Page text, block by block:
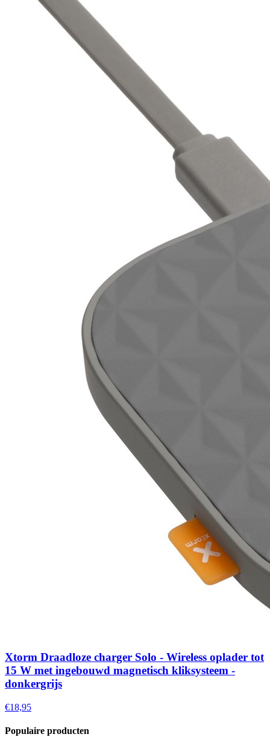
Xtorm Draadloze charger Solo - Wireless oplader tot
15 W met ingebouwd magnetisch kliksysteem -
donkergrijs
€18,95
Populaire producten